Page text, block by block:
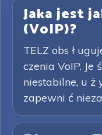
Jaka jest
(VoIP)?
TELZ obs ł
czenia VoIP. Je
niestabilne, u ż
zapewni ć